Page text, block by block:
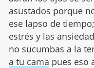
asustados porque
ese lapso de
estrés y las
no sucumbas a la
a tu cama pues eso